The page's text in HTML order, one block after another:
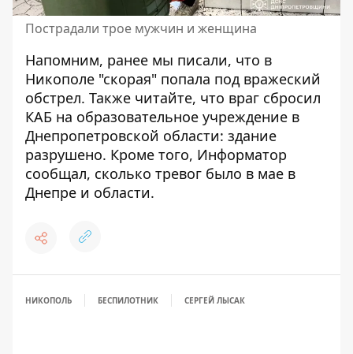
Пострадали трое мужчин и женщина
Напомним, ранее мы писали, что в
Никополе "скорая" попала под вражеский
обстрел. Также читайте, что враг сбросил
КАБ на образовательное учреждение в
Днепропетровской области: здание
разрушено. Кроме того, Информатор
сообщал, сколько тревог было в мае в
Днепре и области.
НИКОПОЛЬ БЕСПИЛОТНИК СЕРГЕЙ ЛЫСАК